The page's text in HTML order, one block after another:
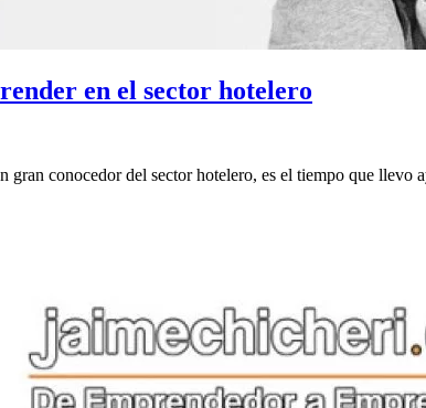
en el sector hotelero
gran conocedor del sector hotelero, es el tiempo que